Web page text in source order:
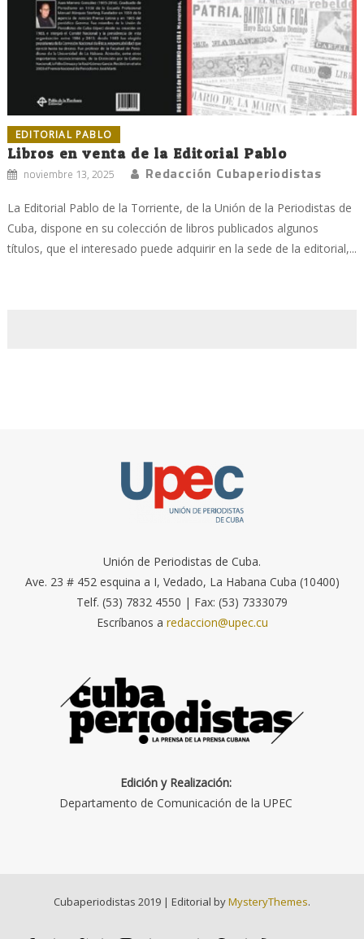
EDITORIAL PABLO
Libros en venta de la Editorial Pablo
noviembre 13, 2025 Redacción Cubaperiodistas
La Editorial Pablo de la Torriente, de la Unión de la Periodistas de
Cuba, dispone en su colección de libros publicados algunos
títulos, que el interesado puede adquirir en la sede de la editorial,...
Unión de Periodistas de Cuba.
Ave. 23 # 452 esquina a I, Vedado, La Habana Cuba (10400)
Telf. (53) 7832 4550 | Fax: (53) 7333079
Escríbanos a redaccion@upec.cu
Edición y Realización:
Departamento de Comunicación de la UPEC
Cubaperiodistas 2019 | Editorial byMysteryThemes.